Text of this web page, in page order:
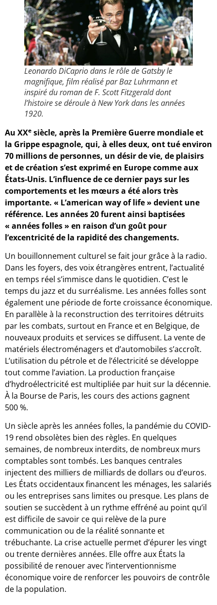
Leonardo DiCaprio dans le rôle de Gatsby le
magnifique, film réalisé par Baz Luhrmann et
inspiré du roman de F. Scott Fitzgerald dont
l’histoire se déroule à New York dans les années
1920.
Au XXe siècle, après la Première Guerre mondiale et
la Grippe espagnole, qui, à elles deux, ont tué environ
70 millions de personnes, un désir de vie, de plaisirs
et de création s’est exprimé en Europe comme aux
États-Unis. L’influence de ce dernier pays sur les
comportements et les mœurs a été alors très
importante. « L’american way of life » devient une
référence. Les années 20 furent ainsi baptisées
« années folles » en raison d’un goût pour
l’excentricité de la rapidité des changements.
Un bouillonnement culturel se fait jour grâce à la radio.
Dans les foyers, des voix étrangères entrent, l’actualité
en temps réel s’immisce dans le quotidien. C’est le
temps du jazz et du surréalisme. Les années folles sont
également une période de forte croissance économique.
En parallèle à la reconstruction des territoires détruits
par les combats, surtout en France et en Belgique, de
nouveaux produits et services se diffusent. La vente de
matériels électroménagers et d’automobiles s’accroît.
L’utilisation du pétrole et de l’électricité se développe
tout comme l’aviation. La production française
d’hydroélectricité est multipliée par huit sur la décennie.
À la Bourse de Paris, les cours des actions gagnent
500 %.
Un siècle après les années folles, la pandémie du COVID-
19 rend obsolètes bien des règles. En quelques
semaines, de nombreux interdits, de nombreux murs
comptables sont tombés. Les banques centrales
injectent des milliers de milliards de dollars ou d’euros.
Les États occidentaux financent les ménages, les salariés
ou les entreprises sans limites ou presque. Les plans de
soutien se succèdent à un rythme effréné au point qu’il
est difficile de savoir ce qui relève de la pure
communication ou de la réalité sonnante et
trébuchante. La crise actuelle permet d’épurer les vingt
ou trente dernières années. Elle offre aux États la
possibilité de renouer avec l’interventionnisme
économique voire de renforcer les pouvoirs de contrôle
de la population.